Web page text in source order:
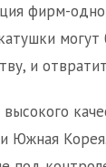
фирм-
могут
и
Южная